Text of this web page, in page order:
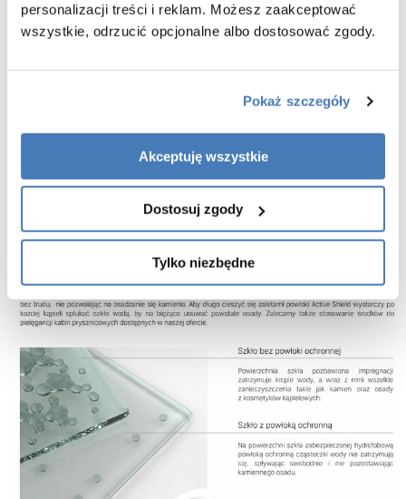
personalizacji treści i reklam. Możesz zaakceptować
wszystkie, odrzucić opcjonalne albo dostosować zgody.
Pokaż szczegóły
Akceptuję wszystkie
Dostosuj zgody
Tylko niezbędne
wymiar A: 78-80 cm
wymiar H: 200 cm